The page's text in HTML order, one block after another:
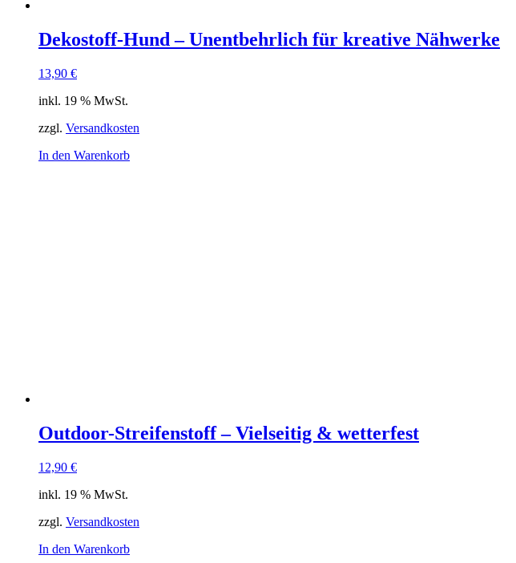
Dekostoff-Hund – Unentbehrlich für kreative Nähwerke
13,90 €
inkl. 19 % MwSt.
zzgl. Versandkosten
In den Warenkorb
Outdoor-Streifenstoff – Vielseitig & wetterfest
12,90 €
inkl. 19 % MwSt.
zzgl. Versandkosten
In den Warenkorb